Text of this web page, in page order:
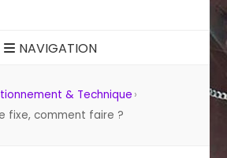
NAVIGATION
& Technique ›
fixe, comment faire ?